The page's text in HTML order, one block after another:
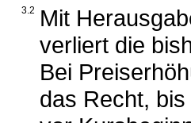
3.2
Mit
verliert die
Bei
das Recht,